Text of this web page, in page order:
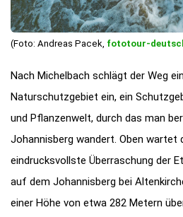
(Foto: Andreas Pacek, fototour-
Nach Michelbach schlägt der Weg
Naturschutzgebiet ein, ein
und Pflanzenwelt, durch das man
Johannisberg wandert. Oben wartet
eindrucksvollste Überraschung der
auf dem Johannisberg bei
einer Höhe von etwa 282 Metern